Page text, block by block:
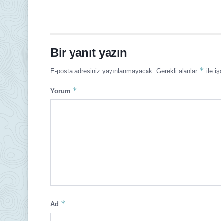
Bir yanıt yazın
E-posta adresiniz yayınlanmayacak. Gerekli alanlar * ile
Yorum *
Ad *